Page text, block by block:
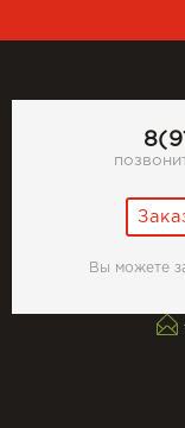
Вы можете